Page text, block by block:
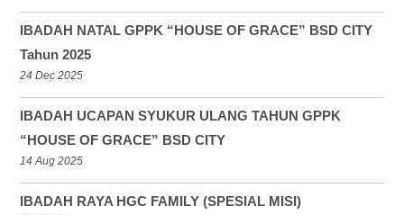
IBADAH NATAL GPPK “HOUSE OF GRACE” BSD CITY
Tahun 2025
24 Dec 2025
IBADAH UCAPAN SYUKUR ULANG TAHUN GPPK
“HOUSE OF GRACE” BSD CITY
14 Aug 2025
IBADAH RAYA HGC FAMILY (SPESIAL MISI)